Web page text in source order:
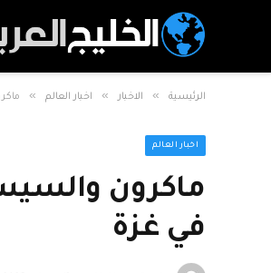
الرئيسية » الاخبار » اخبار العالم »
اخبار العالم
ماكرون
في غزة